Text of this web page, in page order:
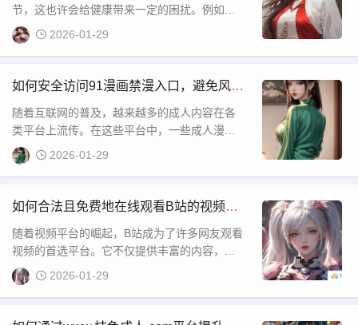
节，这也许会给健康带来一定的困扰。例如，
某些情况下可能会因为没有及时使用必要的保
护措施而导致药物治疗效果不如预期。比如，
药，接下来应该如何应对？这一情况值得引起
是可以采取一些措施来减轻
2026-01-29
如何安全访问91漫画禁漫入口，避免风险
和保障隐私？
随着互联网的普及，越来越多的成人内容在各
类平台上流传。在这些平台中，一些成人漫画
网站因其特殊的内容受到了用户的广泛关注。
91漫画便是其中之一，它不仅提供了丰富的漫
使得它成为很多用户关注的焦点。本文将对“91
点和用户访
2026-01-29
如何合法且免费地在线观看B站的视频内
容？破解B站观看人数限制的有效途径有
哪些？
随着视频平台的崛起，B站成为了许多网友观看
视频的首选平台。它不仅提供丰富的内容，还
吸引了大量的用户。很多人都希望能够在不付
费的情况下，在线观看到B站的视频内容，尤其
到免费在线观看B站的途径呢？尤其是关于“免
2026-01-29